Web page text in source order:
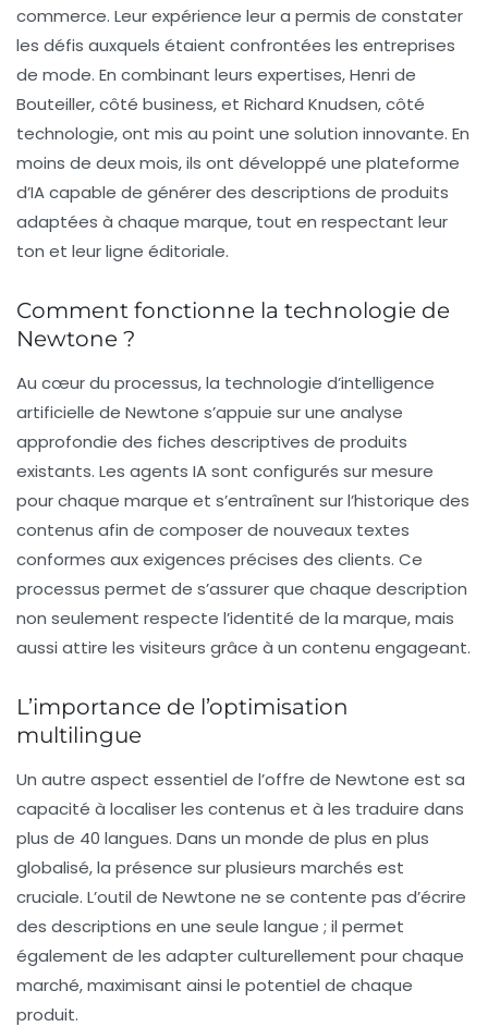
commerce. Leur expérience leur a permis de constater
les défis auxquels étaient confrontées les entreprises
de mode. En combinant leurs expertises, Henri de
Bouteiller, côté business, et Richard Knudsen, côté
technologie, ont mis au point une solution innovante. En
moins de deux mois, ils ont développé une plateforme
d’IA capable de générer des descriptions de produits
adaptées à chaque marque, tout en respectant leur
ton et leur ligne éditoriale.
Comment fonctionne la technologie de
Newtone ?
Au cœur du processus, la technologie d’intelligence
artificielle de Newtone s’appuie sur une analyse
approfondie des fiches descriptives de produits
existants. Les agents IA sont configurés sur mesure
pour chaque marque et s’entraînent sur l’historique des
contenus afin de composer de nouveaux textes
conformes aux exigences précises des clients. Ce
processus permet de s’assurer que chaque description
non seulement respecte l’identité de la marque, mais
aussi attire les visiteurs grâce à un contenu engageant.
L’importance de l’optimisation
multilingue
Un autre aspect essentiel de l’offre de Newtone est sa
capacité à localiserles contenus et à les traduire dans
plus de 40 langues. Dans un monde de plus en plus
globalisé, la présence sur plusieurs marchés est
cruciale. L’outil de Newtone ne se contente pas d’écrire
des descriptions en une seule langue ; il permet
également de les adapter culturellement pour chaque
marché, maximisant ainsi le potentiel de chaque
produit.